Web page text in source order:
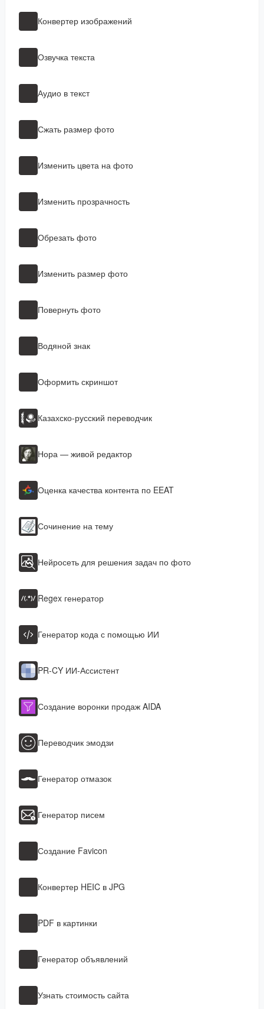
Конвертер изображений
Озвучка текста
Аудио в текст
Сжать размер фото
Изменить цвета на фото
Изменить прозрачность
Обрезать фото
Изменить размер фото
Повернуть фото
Водяной знак
Оформить скриншот
Казахско-русский переводчик
Нора — живой редактор
Оценка качества контента по EEAT
Сочинение на тему
Нейросеть для решения задач по фото
Regex генератор
Генератор кода с помощью ИИ
PR-CY ИИ-Ассистент
Создание воронки продаж AIDA
Переводчик эмодзи
Генератор отмазок
Генератор писем
Создание Favicon
Конвертер HEIC в JPG
PDF в картинки
Генератор объявлений
Узнать стоимость сайта